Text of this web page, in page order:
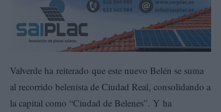
Valverde ha reiterado que este nuevo Belén se suma
al recorrido belenista de Ciudad Real, consolidando a
la capital como “Ciudad de Belenes”. Y ha